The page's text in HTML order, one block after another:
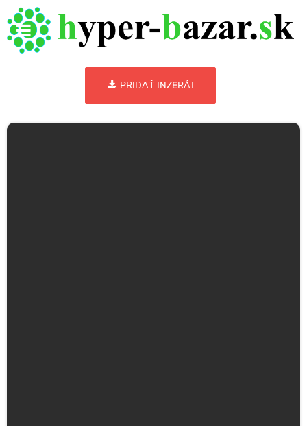
PRIDAŤ INZERÁT